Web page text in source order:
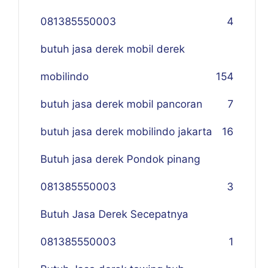
081385550003 4
butuh jasa derek mobil derek
mobilindo 154
butuh jasa derek mobil pancoran 7
butuh jasa derek mobilindo jakarta 16
Butuh jasa derek Pondok pinang
081385550003 3
Butuh Jasa Derek Secepatnya
081385550003 1